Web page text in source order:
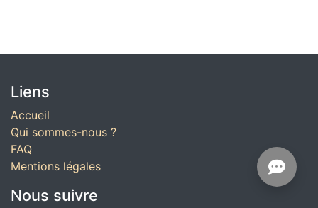
Liens
Accueil
Qui sommes-nous ?
FAQ
Mentions légales
Nous suivre